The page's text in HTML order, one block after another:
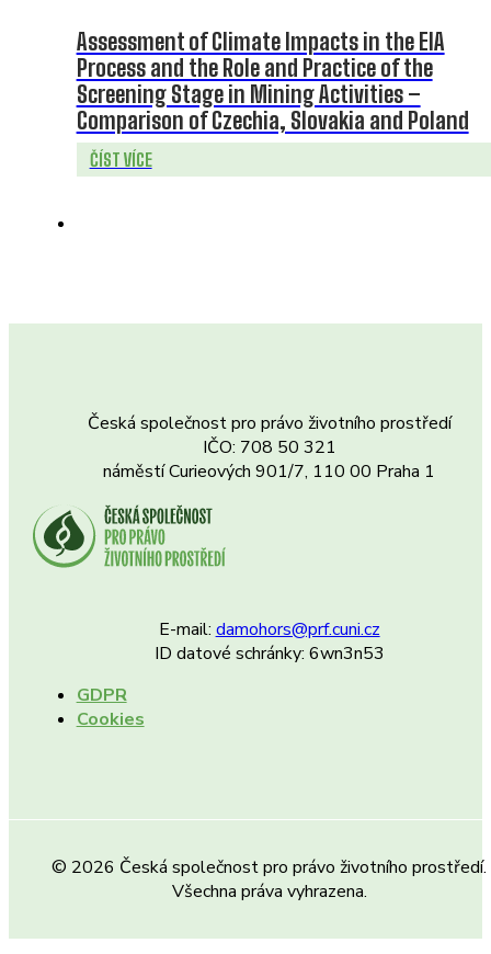
Assessment of Climate Impacts in the EIA
Process and the Role and Practice of the
Screening Stage in Mining Activities –
Comparison of Czechia, Slovakia and Poland
ČÍST VÍCE
Česká společnost pro právo životního prostředí
IČO: 708 50 321
náměstí Curieových 901/7, 110 00 Praha 1
E-mail: damohors@prf.cuni.cz
ID datové schránky: 6wn3n53
GDPR
Cookies
© 2026 Česká společnost pro právo životního prostředí.
Všechna práva vyhrazena.